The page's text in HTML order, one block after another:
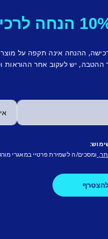
לרכישה ראשונה.
ההנחה אינה תקפה על
יש לעקוב אחר ההוראות
ומסכים/ה לשמירת פרטיי במאגרי